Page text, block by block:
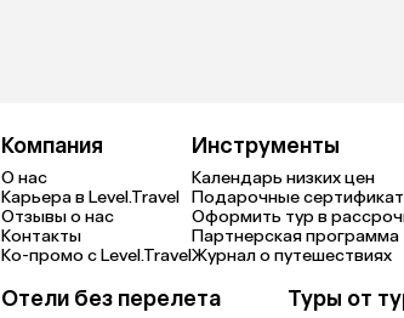
Компания
О нас
Карьера в Level.Travel
Отзывы о нас
Контакты
Ко-промо с Level.Travel
Инструменты
Календарь низких цен
Подарочные
Оформить тур в
Партнерская программа
Журнал о путешествиях
Отели без перелета Туры от